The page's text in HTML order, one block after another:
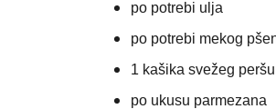
po potrebi ulja
po potrebi mekog
1 kašika svežeg
po ukusu parmezana